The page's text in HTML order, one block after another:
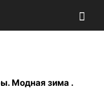
Модная зима .